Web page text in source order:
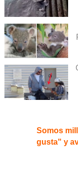
Somos
gusta" y